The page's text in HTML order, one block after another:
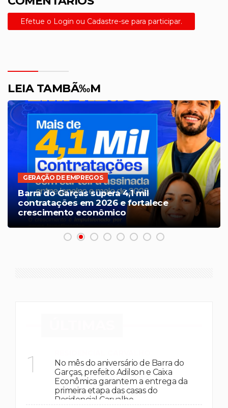
Efetue o Login ou Cadastre-se para participar.
LEIA TAMBÃ‰M
GERAÇÃO DE EMPREGOS
Barra do Garças supera 4,1 mil
contratações em 2026 e fortalece
crescimento econômico
1
No mês do aniversário de Barra do
Garças, prefeito Adilson e Caixa
Econômica garantem a entrega da
primeira etapa das casas do
Residencial Carvalho